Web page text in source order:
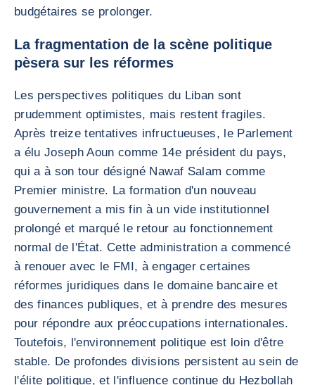
budgétaires se prolonger.
La fragmentation de la scène politique
pèsera sur les réformes
Les perspectives politiques du Liban sont
prudemment optimistes, mais restent fragiles.
Après treize tentatives infructueuses, le Parlement
a élu Joseph Aoun comme 14e président du pays,
qui a à son tour désigné Nawaf Salam comme
Premier ministre. La formation d'un nouveau
gouvernement a mis fin à un vide institutionnel
prolongé et marqué le retour au fonctionnement
normal de l'État. Cette administration a commencé
à renouer avec le FMI, à engager certaines
réformes juridiques dans le domaine bancaire et
des finances publiques, et à prendre des mesures
pour répondre aux préoccupations internationales.
Toutefois, l'environnement politique est loin d'être
stable. De profondes divisions persistent au sein de
l'élite politique, et l'influence continue du Hezbollah